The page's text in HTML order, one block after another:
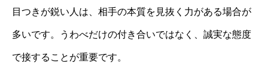
目つきが鋭い人は、相手の本質を見抜く力がある場合が
多いです。うわべだけの付き合いではなく、誠実な態度
で接することが重要です。